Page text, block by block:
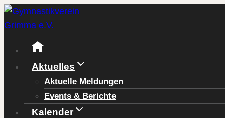
Zum
Inhalt
springen
Aktuelles
Aktuelle Meldungen
Events & Berichte
Kalender